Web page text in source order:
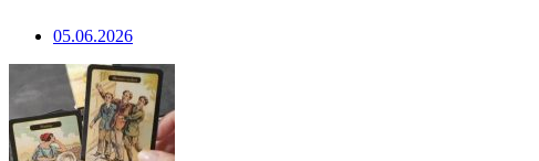
05.06.2026